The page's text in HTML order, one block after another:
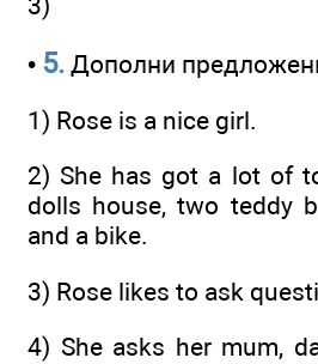
• 5. Дополни
1) Rose is a nice girl.
2) She has got a lot of
dolls house, two teddy
and a bike.
3) Rose likes to ask
4) She asks her mum,